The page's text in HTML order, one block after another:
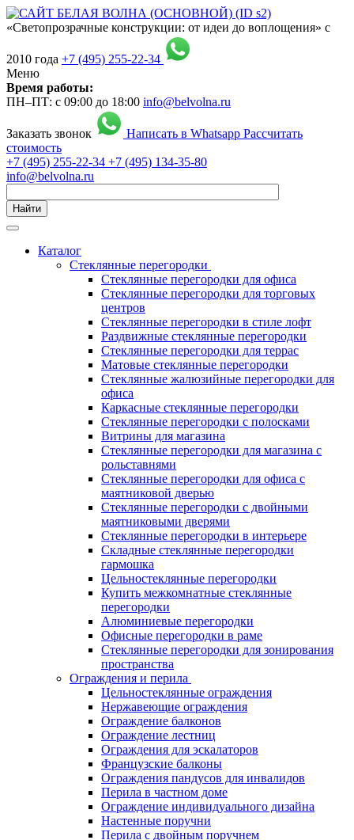
«Светопрозрачные конструкции: от идеи до воплощения» с
2010 года +7 (495) 255-22-34
Меню
Время работы:
ПН–ПТ: с 09:00 до 18:00 info@belvolna.ru
Заказать звонок Написать в Whatsapp Рассчитать
стоимость
+7 (495) 255-22-34 +7 (495) 134-35-80
info@belvolna.ru
Найти
Каталог
Cтеклянные перегородки
Стеклянные перегородки для офиса
Стеклянные перегородки для торговых
центров
Стеклянные перегородки в стиле лофт
Раздвижные стеклянные перегородки
Стеклянные перегородки для террас
Матовые стеклянные перегородки
Стеклянные жалюзийные перегородки для
офиса
Каркасные стеклянные перегородки
Стеклянные перегородки с полосками
Витрины для магазина
Стеклянные перегородки для магазина с
рольставнями
Стеклянные перегородки для офиса с
маятниковой дверью
Стеклянные перегородки с двойными
маятниковыми дверями
Стеклянные перегородки в интерьере
Складные стеклянные перегородки
гармошка
Цельностеклянные перегородки
Купить межкомнатные стеклянные
перегородки
Алюминиевые перегородки
Офисные перегородки в раме
Стеклянные перегородки для зонирования
пространства
Ограждения и перила
Цельностеклянные ограждения
Нержавеющие ограждения
Ограждение балконов
Ограждение лестниц
Ограждения для эскалаторов
Французские балконы
Ограждения пандусов для инвалидов
Перила в частном доме
Ограждение индивидуального дизайна
Настенные поручни
Перила с двойным поручнем